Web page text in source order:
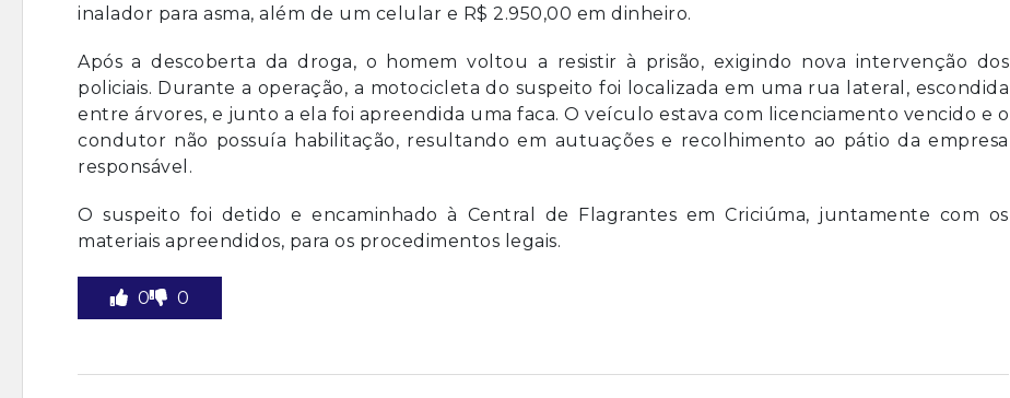
inalador para asma, além de um celular e R$ 2.950,00 em dinheiro.
Após a descoberta da droga, o homem voltou a resistir à prisão, exigindo nova intervenção dos
policiais. Durante a operação, a motocicleta do suspeito foi localizada em uma rua lateral, escondida
entre árvores, e junto a ela foi apreendida uma faca. O veículo estava com licenciamento vencido e o
condutor não possuía habilitação, resultando em autuações e recolhimento ao pátio da empresa
responsável.
O suspeito foi detido e encaminhado à Central de Flagrantes em Criciúma, juntamente com os
materiais apreendidos, para os procedimentos legais.
0 0